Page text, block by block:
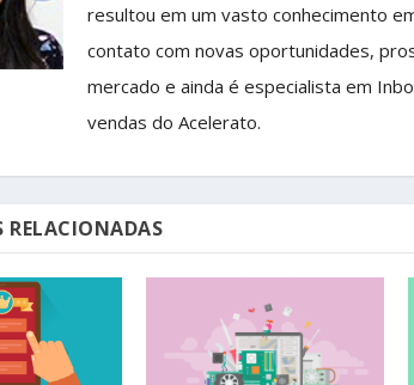
resultou em um vasto conhecimento
contato com novas oportunidades,
mercado e ainda é especialista em
vendas do Acelerato.
RELACIONADAS